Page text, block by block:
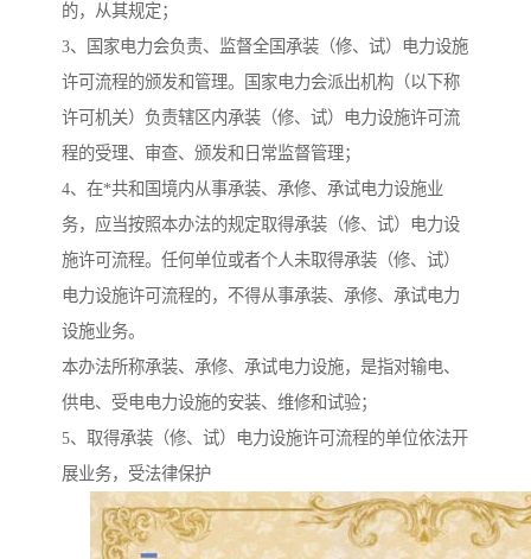
的，从其规定；
3、国家电力会负责、监督全国承装（修、试）电力设施
许可流程的颁发和管理。国家电力会派出机构（以下称
许可机关）负责辖区内承装（修、试）电力设施许可流
程的受理、审查、颁发和日常监督管理；
4、在*共和国境内从事承装、承修、承试电力设施业
务，应当按照本办法的规定取得承装（修、试）电力设
施许可流程。任何单位或者个人未取得承装（修、试）
电力设施许可流程的，不得从事承装、承修、承试电力
设施业务。
本办法所称承装、承修、承试电力设施，是指对输电、
供电、受电电力设施的安装、维修和试验；
5、取得承装（修、试）电力设施许可流程的单位依法开
展业务，受法律保护